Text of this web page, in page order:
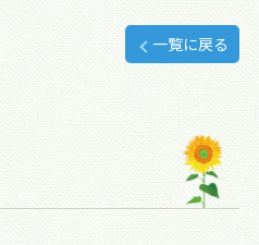
一覧に戻る